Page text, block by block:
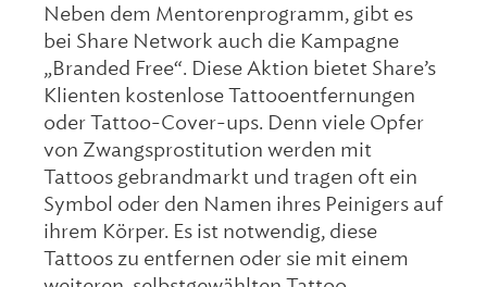
Neben dem Mentorenprogramm, gibt es
bei Share Network auch die Kampagne
„Branded Free“. Diese Aktion bietet Share’s
Klienten kostenlose Tattooentfernungen
oder Tattoo-Cover-ups. Denn viele Opfer
von Zwangsprostitution werden mit
Tattoos gebrandmarkt und tragen oft ein
Symbol oder den Namen ihres Peinigers auf
ihrem Körper. Es ist notwendig, diese
Tattoos zu entfernen oder sie mit einem